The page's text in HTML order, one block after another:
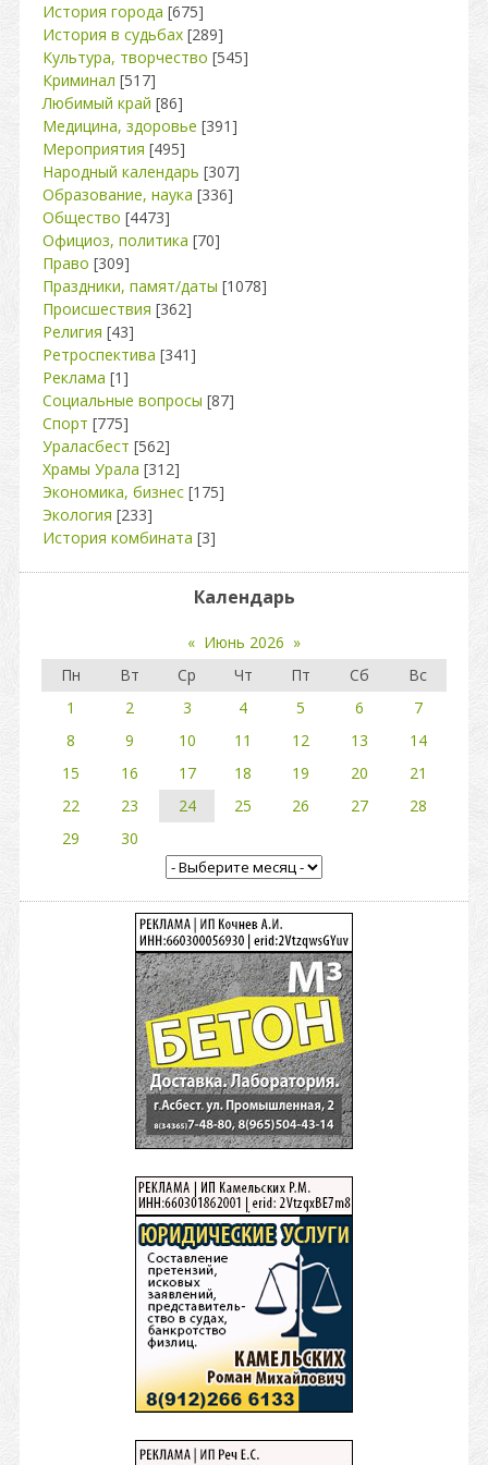
История города [675]
История в судьбах [289]
Культура, творчество [545]
Криминал [517]
Любимый край [86]
Медицина, здоровье [391]
Мероприятия [495]
Народный календарь [307]
Образование, наука [336]
Общество [4473]
Официоз, политика [70]
Право [309]
Праздники, памят/даты [1078]
Происшествия [362]
Религия [43]
Ретроспектива [341]
Реклама [1]
Социальные вопросы [87]
Спорт [775]
Ураласбест [562]
Храмы Урала [312]
Экономика, бизнес [175]
Экология [233]
История комбината [3]
Календарь
« Июнь 2026 »
Пн
Вт Ср Чт Пт Сб
Вс
1
2 3 4 5 6
7
8
9 10 11 12 13
14
15
16 17 18 19 20
21
22
23 24 25 26 27
28
29
30